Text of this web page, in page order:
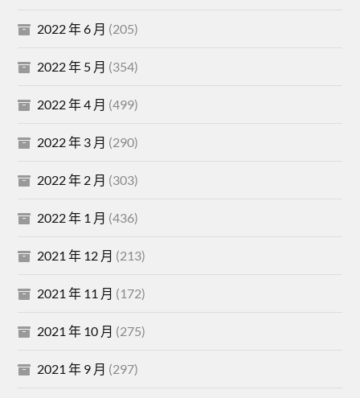
2022 年 6 月 (205)
2022 年 5 月 (354)
2022 年 4 月 (499)
2022 年 3 月 (290)
2022 年 2 月 (303)
2022 年 1 月 (436)
2021 年 12 月 (213)
2021 年 11 月 (172)
2021 年 10 月 (275)
2021 年 9 月 (297)